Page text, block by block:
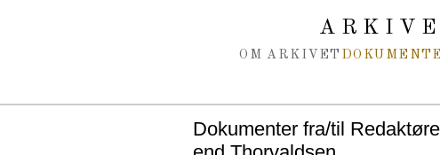
OM ARKIVET
Dokumenter fra/til